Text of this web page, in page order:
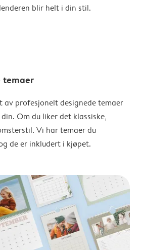
blir helt i din stil.
temaer
av profesjonelt designede temaer
Om du liker det klassiske,
Vi har temaer du
de er inkludert i kjøpet.